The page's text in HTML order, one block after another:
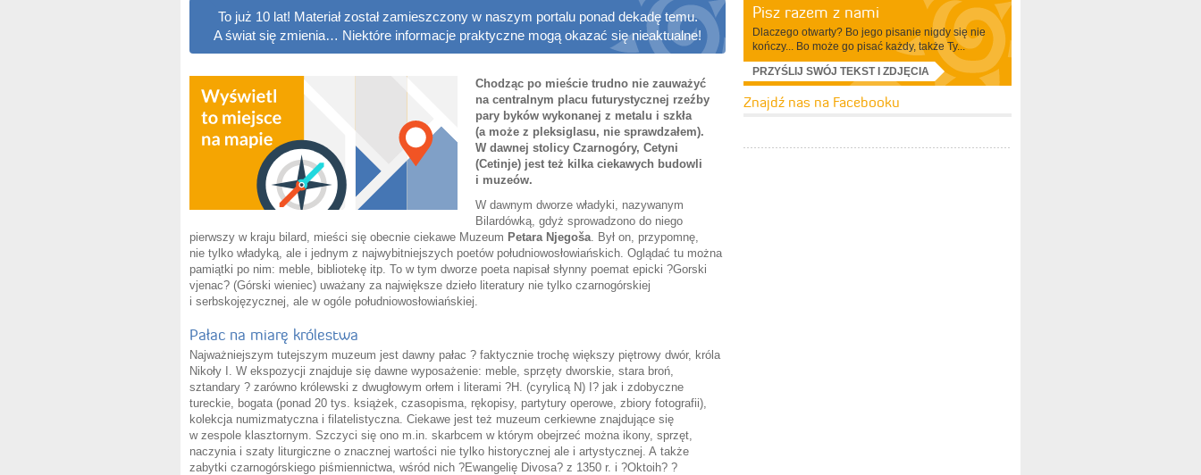
To już 10 lat! Materiał został zamieszczony w naszym portalu ponad dekadę temu.
A świat się zmienia… Niektóre informacje praktyczne mogą okazać się nieaktualne!
Chodząc po mieście trudno nie zauważyć
na centralnym placu futurystycznej rzeźby
pary byków wykonanej z metalu i szkła
(a może z pleksiglasu, nie sprawdzałem).
W dawnej stolicy Czarnogóry, Cetyni
(Cetinje) jest też kilka ciekawych budowli
i muzeów.
W dawnym dworze władyki, nazywanym
Bilardówką, gdyż sprowadzono do niego
pierwszy w kraju bilard, mieści się obecnie ciekawe Muzeum Petara Njegoša. Był on, przypomnę,
nie tylko władyką, ale i jednym z najwybitniejszych poetów południowosłowiańskich. Oglądać tu można
pamiątki po nim: meble, bibliotekę itp. To w tym dworze poeta napisał słynny poemat epicki ?Gorski
vjenac? (Górski wieniec) uważany za największe dzieło literatury nie tylko czarnogórskiej
i serbskojęzycznej, ale w ogóle południowosłowiańskiej.
Pałac na miarę królestwa
Najważniejszym tutejszym muzeum jest dawny pałac ? faktycznie trochę większy piętrowy dwór, króla
Nikoły I. W ekspozycji znajduje się dawne wyposażenie: meble, sprzęty dworskie, stara broń,
sztandary ? zarówno królewski z dwugłowym orłem i literami ?H. (cyrylicą N) I? jak i zdobyczne
tureckie, bogata (ponad 20 tys. książek, czasopisma, rękopisy, partytury operowe, zbiory fotografii),
kolekcja numizmatyczna i filatelistyczna. Ciekawe jest też muzeum cerkiewne znajdujące się
w zespole klasztornym. Szczyci się ono m.in. skarbcem w którym obejrzeć można ikony, sprzęt,
naczynia i szaty liturgiczne o znacznej wartości nie tylko historycznej ale i artystycznej. A także
zabytki czarnogórskiego piśmiennictwa, wśród nich ?Ewangelię Divosa? z 1350 r. i ?Oktoih? ?
Pisz razem z nami
Dlaczego otwarty? Bo jego pisanie nigdy się nie
kończy... Bo może go pisać każdy, także Ty...
PRZYŚLIJ SWÓJ TEKST I ZDJĘCIA
Znajdź nas na Facebooku